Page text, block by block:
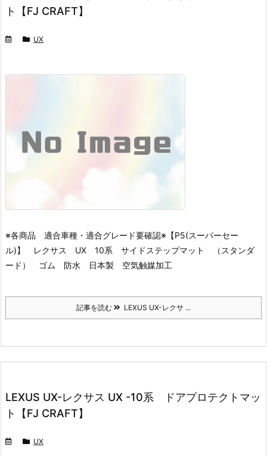
ト【FJ CRAFT】
UX
※各商品 適合車種・適合グレード要確認※ 【P5(スーパーセー
ル)】 レクサス UX 10系 サイドステップマット （スタンダ
ード） ゴム 防水 日本製 空気触媒加工
記事を読む LEXUS UX-レクサ ...
LEXUS UX-レクサス UX -10系 ドアプロテクトマッ
ト【FJ CRAFT】
UX